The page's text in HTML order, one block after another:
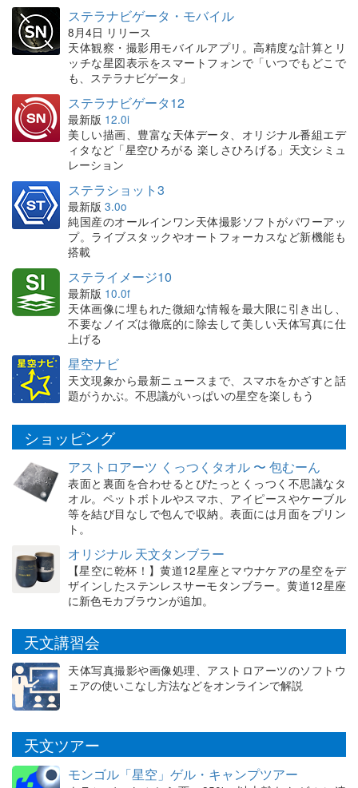
ステラナビゲータ・モバイル
8月4日 リリース
天体観察・撮影用モバイルアプリ。高精度な計算とリ
ッチな星図表示をスマートフォンで「いつでもどこで
も、ステラナビゲータ」
ステラナビゲータ12
最新版 12.0i
美しい描画、豊富な天体データ、オリジナル番組エデ
ィタなど「星空ひろがる 楽しさひろげる」天文シミュ
レーション
ステラショット3
最新版 3.0o
純国産のオールインワン天体撮影ソフトがパワーアッ
プ。ライブスタックやオートフォーカスなど新機能も
搭載
ステライメージ10
最新版 10.0f
天体画像に埋もれた微細な情報を最大限に引き出し、
不要なノイズは徹底的に除去して美しい天体写真に仕
上げる
星空ナビ
天文現象から最新ニュースまで、スマホをかざすと話
題がうかぶ。不思議がいっぱいの星空を楽しもう
ショッピング
アストロアーツ くっつくタオル 〜 包むーん
表面と裏面を合わせるとぴたっとくっつく不思議なタ
オル。ペットボトルやスマホ、アイピースやケーブル
等を結び目なしで包んで収納。表面には月面をプリン
ト。
オリジナル 天文タンブラー
【星空に乾杯！】黄道12星座とマウナケアの星空をデ
ザインしたステンレスサーモタンブラー。黄道12星座
に新色モカブラウンが追加。
天文講習会
天体写真撮影や画像処理、アストロアーツのソフトウ
ェアの使いこなし方法などをオンラインで解説
天文ツアー
モンゴル「星空」ゲル・キャンプツアー